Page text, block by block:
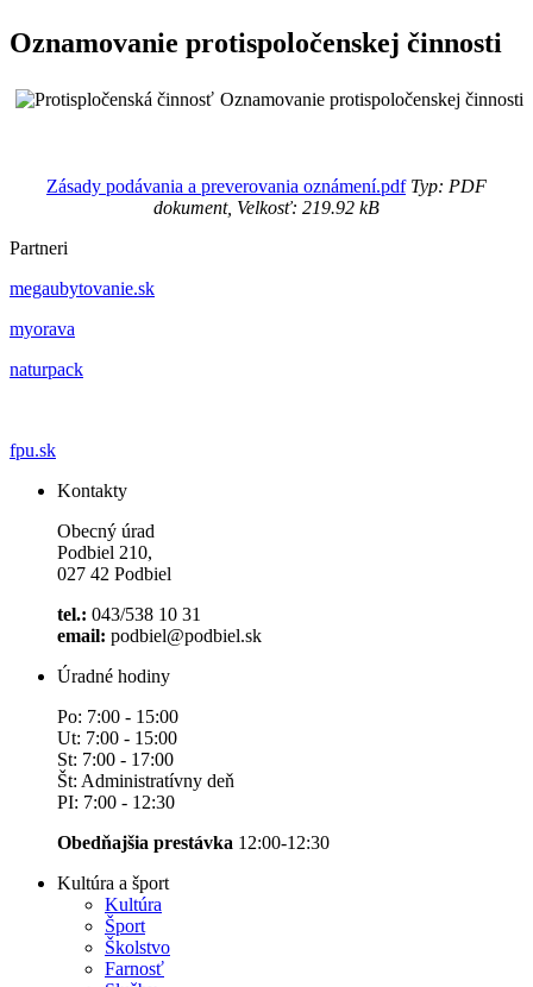
Oznamovanie protispoločenskej činnosti
Oznamovanie protispoločenskej činnosti
Zásady podávania a preverovania oznámení.pdfTyp: PDF
dokument, Velkosť: 219.92 kB
Partneri
megaubytovanie.sk
myorava
naturpack
fpu.sk
Kontakty
Obecný úrad
Podbiel 210,
027 42 Podbiel
tel.: 043/538 10 31
email: podbiel@podbiel.sk
Úradné hodiny
Po: 7:00 - 15:00
Ut: 7:00 - 15:00
St: 7:00 - 17:00
Št: Administratívny deň
PI: 7:00 - 12:30
Obedňajšia prestávka 12:00-12:30
Kultúra a šport
Kultúra
Šport
Školstvo
Farnosť